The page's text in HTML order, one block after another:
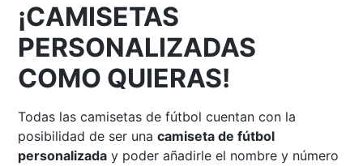
¡CAMISETAS
PERSONALIZADAS
COMO QUIERAS!
Todas las camisetas de fútbol cuentan con la
posibilidad de ser unacamiseta de fútbol
personalizada y poder añadirle el nombre y número